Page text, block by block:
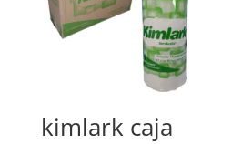
kimlark caja